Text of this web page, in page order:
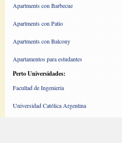
Apartments con Barbecue
Apartments con Patio
Apartments con Balcony
Apartamentos para estudantes
Perto Universidades:
Facultad de Ingenieria
Universidad Católica Argentina